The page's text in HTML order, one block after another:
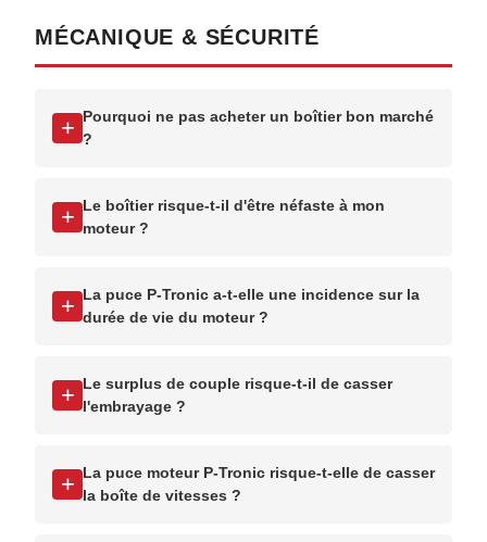
MÉCANIQUE & SÉCURITÉ
+ Pourquoi ne pas acheter un boîtier bon marché
?
+ Le boîtier risque-t-il d'être néfaste à mon
moteur ?
+ La puce P-Tronic a-t-elle une incidence sur la
durée de vie du moteur ?
+ Le surplus de couple risque-t-il de casser
l'embrayage ?
+ La puce moteur P-Tronic risque-t-elle de casser
la boîte de vitesses ?